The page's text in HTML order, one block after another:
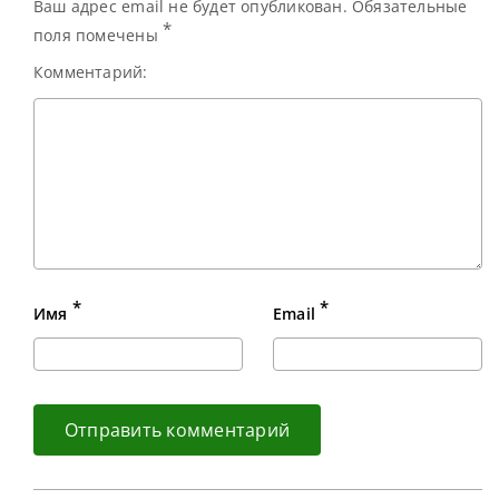
только
континентальный
Ваш адрес email не будет опубликован. Обязательные
поля помечены *
Комментарий:
Имя * Email *